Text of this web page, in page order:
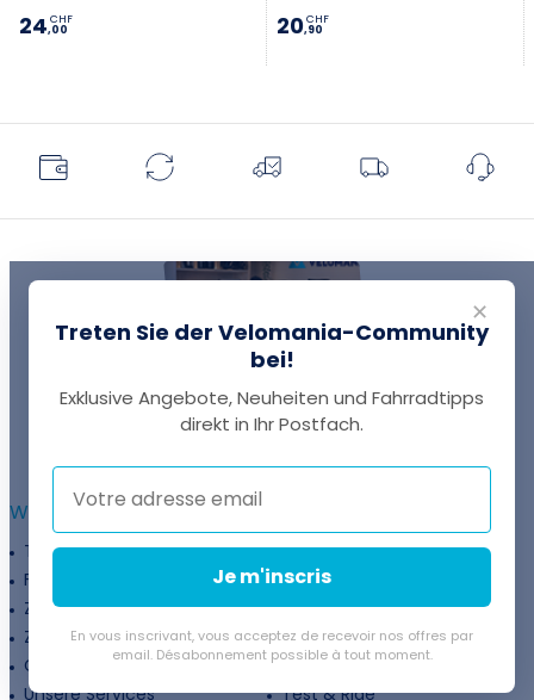
24,00
CHF 20,90
CHF
EINE FRAGE?
WEITERFÜHRENDE INFORMATIONEN :
Treueprogramm
Unternehmen
Finanzierung
Treueprogramm
Zahlungsflexibilität
Fahrradanpassung
Zuschüsse
Rückgaberichtlinie
Gutschein
Velovermietung
Unsere Services
Test & Ride
✕
Treten Sie der Velomania-Community
bei!
Exklusive Angebote, Neuheiten und Fahrradtipps
direkt in Ihr Postfach.
Je m'inscris
En vous inscrivant, vous acceptez de recevoir nos offres par
email. Désabonnement possible à tout moment.